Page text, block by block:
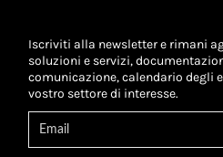
Iscriviti alla newsletter e rimani
soluzioni e servizi,
comunicazione, calendario degli
vostro settore di interesse.